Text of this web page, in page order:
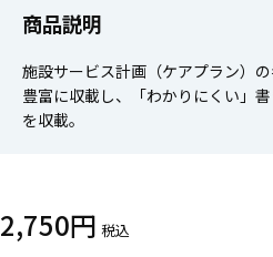
商品説明
施設サービス計画（ケアプラン）
豊富に収載し、「わかりにくい」
を収載。
2,750円 税込